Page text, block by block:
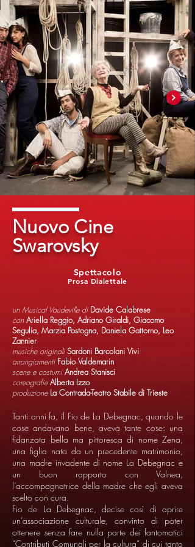
Nuovo Cine
Swarovsky
Prosa Dialettale
Spettacolo
un Musical Vaudeville di Davide Calabrese
con Ariella Reggio, Adriano Giraldi, Giacomo
Segulia, Marzia Postogna, Daniela Gattorno, Leo
Zannier
musiche originali Sardoni Barcolani Vivi
arrangiamenti Fabio Valdemarin
scene e costumi Andrea Stanisci
coreografie Alberta Izzo
produzione La Contrada-Teatro Stabile di Trieste
Tanti anni fa, il Fio de La Debegnac, quando le
cose andavano bene, aveva tante cose: una
fidanzata bella ma pittoresca di nome Zena,
una figlia nata da un precedente matrimonio,
una madre invadente di nome La Debegnac e
un buon rapporto con Valnea,
l’accompagnatrice della madre che egli aveva
scelto con cura.
Fio de La Debegnac, decise così di aprire
un’associazione culturale, convinto di poter
ottenere senza fare nulla parte dei fantomatici
“Contributi Comunali per la cultura” di cui tanto